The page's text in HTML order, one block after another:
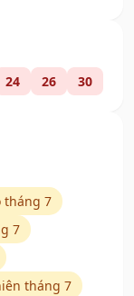
24 26 30
tháng 7
7
tháng 7